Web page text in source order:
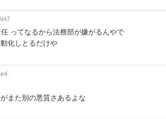
ってなるから法務部が嫌がるんやで
化しとるだけや
また別の悪質さあるよな